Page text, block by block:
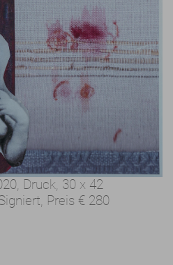
Druck, 30 x 42
Preis € 280